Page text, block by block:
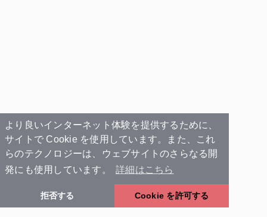
より良いインターネット体験を提供するために、
サイトで Cookie を使用しています。また、これ
らのテクノロジーは、ウェブサイトのさらなる開
発にも使用しています。
詳細はこちら
拒否する Cookie を許可する